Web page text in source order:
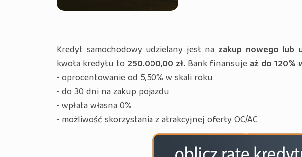
Kredyt samochodowy udzielany jest na zakup nowego lub
kwota kredytu to 250.000,00 zł. Bank finansujeaż do 120%
• oprocentowanie od 5,50% w skali roku
• do 30 dni na zakup pojazdu
• wpłata własna 0%
• możliwość skorzystania z atrakcyjnej oferty OC/AC